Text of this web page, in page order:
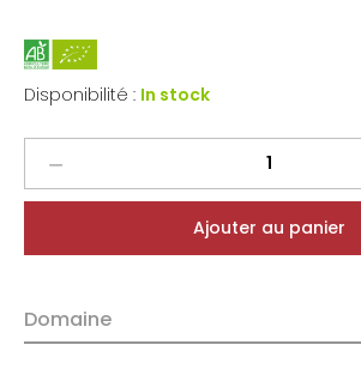
Disponibilité : In stock
des
Montlouis
Loire
Sec
Ajouter au panier
Domaine